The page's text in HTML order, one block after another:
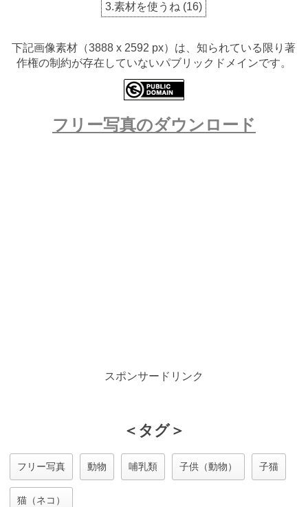
3.素材を使うね (16)
下記画像素材（3888 x 2592 px）は、知られている限り著
作権の制約が存在していないパブリックドメインです。
フリー写真のダウンロード
スポンサードリンク
＜タグ＞
フリー写真 動物 哺乳類 子供（動物） 子猫
猫（ネコ）